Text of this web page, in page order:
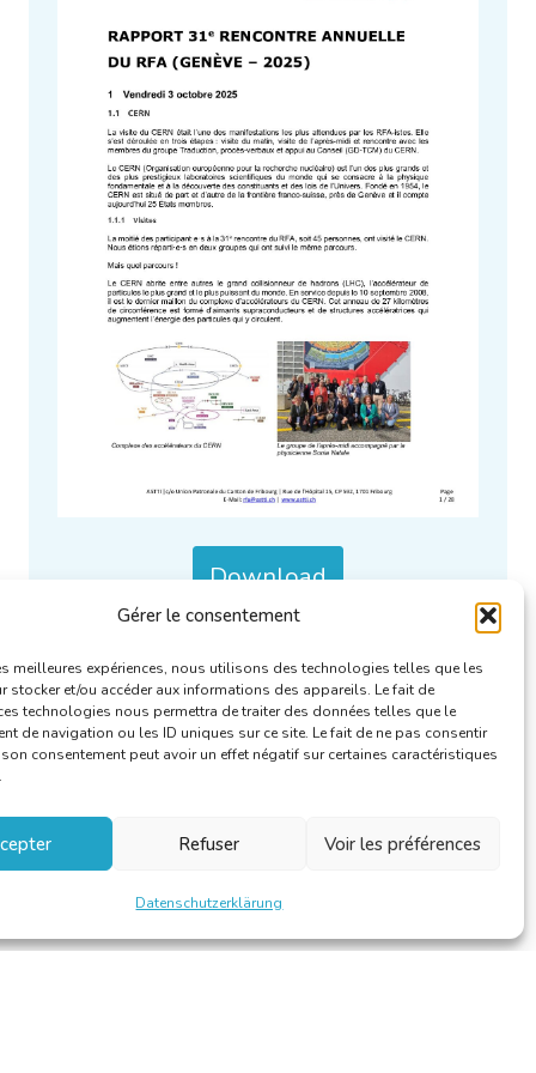
Gérer le consentement
meilleures expériences, nous utilisons des technologies telles que les
stocker et/ou accéder aux informations des appareils. Le fait de
technologies nous permettra de traiter des données telles que le
de navigation ou les ID uniques sur ce site. Le fait de ne pas consentir
consentement peut avoir un effet négatif sur certaines caractéristiques
Refuser Voir les préférences
Datenschutzerklärung
Download
Kategorien : Berichte des RFA .